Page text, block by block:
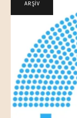
ARŞİV